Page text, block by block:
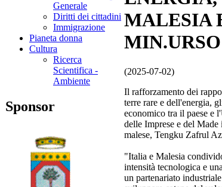
Generale
Diritti dei cittadini
Immigrazione
Pianeta donna
Cultura
Ricerca
Scientifica -
Ambiente
Sponsor
MALESIA
(2025-07-02)
Il rafforzamento dei
terre rare e dell'energia,
economico tra il paese e
delle Imprese e del
malese, Tengku Zafrul
"Italia e Malesia
intensità tecnologica e
un partenariato